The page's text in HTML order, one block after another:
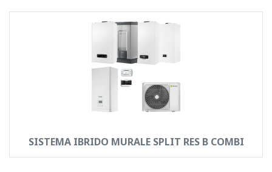
SISTEMA IBRIDO MURALE SPLIT RES B COMBI